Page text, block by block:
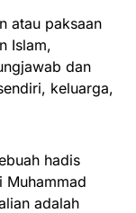
atau paksaan
Islam,
dan
keluarga,
hadis
Muhammad
adalah